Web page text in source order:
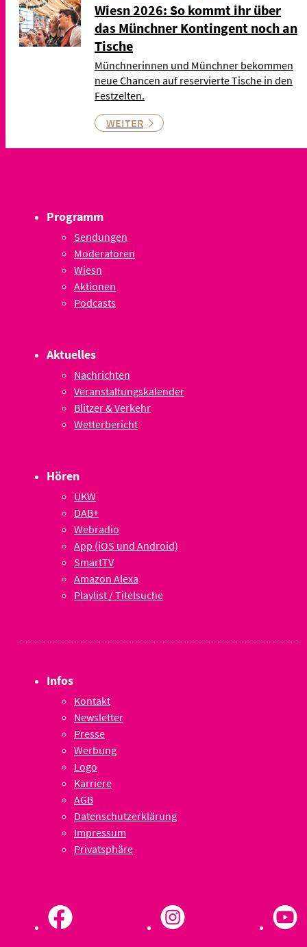
Wiesn 2026: So kommt ihr über
das Münchner Kontingent noch an
Tische
Münchnerinnen und Münchner bekommen
neue Chancen auf reservierte Tische in den
Festzelten.
WEITER
Programm
Sendungen
Moderatoren
Wiesn
Aktionen
Podcasts
Aktuelles
Nachrichten
Veranstaltungskalender
Blitzer & Verkehr
Wetterbericht
Hören
UKW
DAB+
Webradio
App (iOS und Android)
SmartTV
Amazon Alexa
Playlist / Titelsuche
Infos
Kontakt
Newsletter
Presse
Werbung
Logo
Karriere
AGB
Datenschutzerklärung
Impressum
Privatsphäre